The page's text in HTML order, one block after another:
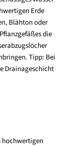
Erde
Blähton oder
die
Tipp: Bei
Drainageschicht
hochwertigen